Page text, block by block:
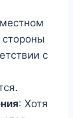
с
: Хотя